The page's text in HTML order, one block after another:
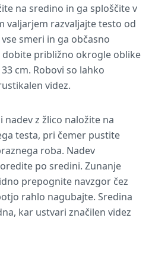
na sredino in ga sploščite v
valjarjem razvaljajte testo od
smeri in ga občasno
približno okrogle oblike
cm. Robovi so lahko
videz.
nadev z žlico naložite na
testa, pri čemer pustite
roba. Nadev
po sredini. Zunanje
prepognite navzgor čez
rahlo nagubajte. Sredina
kar ustvari značilen videz